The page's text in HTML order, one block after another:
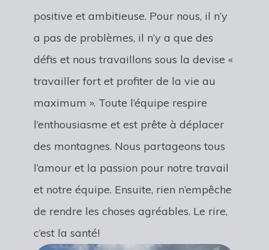
positive et ambitieuse. Pour nous, il n’y
a pas de problèmes, il n’y a que des
défis et nous travaillons sous la devise «
travailler fort et profiter de la vie au
maximum ». Toute l’équipe respire
l’enthousiasme et est prête à déplacer
des montagnes. Nous partageons tous
l’amour et la passion pour notre travail
et notre équipe. Ensuite, rien n’empêche
de rendre les choses agréables. Le rire,
c’est la santé!